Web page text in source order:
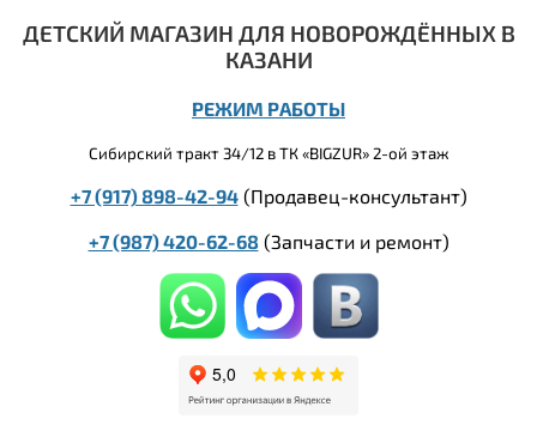
ДЕТСКИЙ МАГАЗИН ДЛЯ НОВОРОЖДЁННЫХ В
КАЗАНИ
РЕЖИМ РАБОТЫ
Сибирский тракт 34/12 в ТК «BIGZUR» 2-ой этаж
+7 (917) 898-42-94(Продавец-консультант)
+7 (987) 420-62-68 (Запчасти и ремонт)